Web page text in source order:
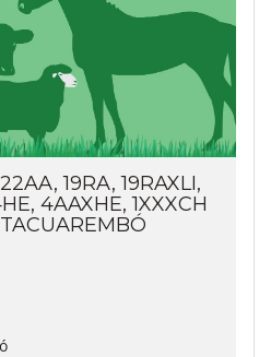
19RA, 19RAXLI,
4AAXHE, 1XXXCH